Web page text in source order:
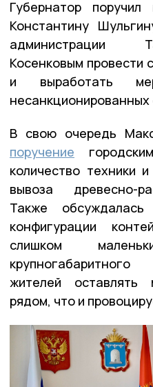
Губернатор
Константину
администрации
Косенковым провести
и выработать
несанкционированных
В свою очередь
поручение
количество техники
вывоза древесно-
Также
конфигурации
слишком
жителей оставлять
рядом, что и